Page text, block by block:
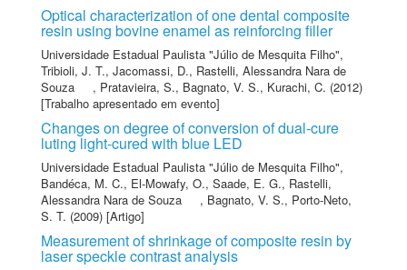
Optical characterization of one dental composite
resin using bovine enamel as reinforcing filler
Universidade Estadual Paulista "Júlio de Mesquita Filho",
Tribioli, J. T., Jacomassi, D., Rastelli, Alessandra Nara de
Souza
, Pratavieira, S., Bagnato, V. S., Kurachi, C. (2012)
[Trabalho apresentado em evento]
Changes on degree of conversion of dual-cure
luting light-cured with blue LED
Universidade Estadual Paulista "Júlio de Mesquita Filho",
Bandéca, M. C., El-Mowafy, O., Saade, E. G., Rastelli,
Alessandra Nara de Souza
, Bagnato, V. S., Porto-Neto,
S. T. (2009) [Artigo]
Measurement of shrinkage of composite resin by
laser speckle contrast analysis